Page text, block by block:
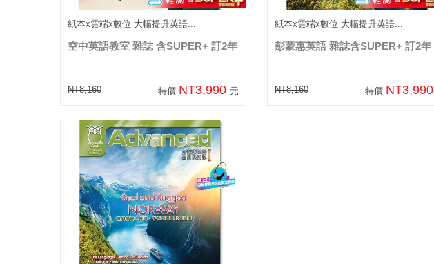
紙本x雲端x數位 大幅提升英語...
空中英語教室 雜誌 含SUPER+ 訂2年
NT8,160 特價 NT3,990 元
紙本x雲端x數位 大幅提升英語...
彭蒙惠英語 雜誌含SUPER+ 訂2年
NT8,160 特價 NT3,990